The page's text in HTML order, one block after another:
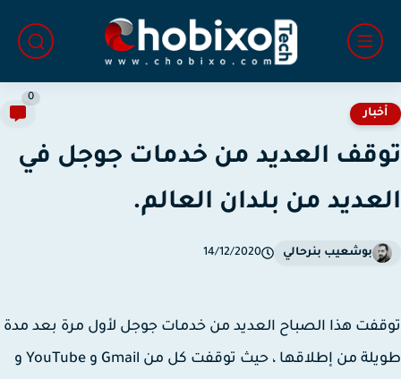
العديد من خدمات جوجل في
من بلدان العالم.
بوشعيب بنرحالي 14/12/2020
هذا الصباح العديد من خدمات جوجل لأول مرة بعد مدة
طويلة من إطلاقها ، حيث توقفت كل من Gmail و YouTube و